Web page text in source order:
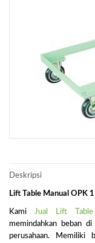
Deskripsi
Lift Table Manual OPK
Kami Jual Lift Table
memindahkan beban
perusahaan. Memiliki